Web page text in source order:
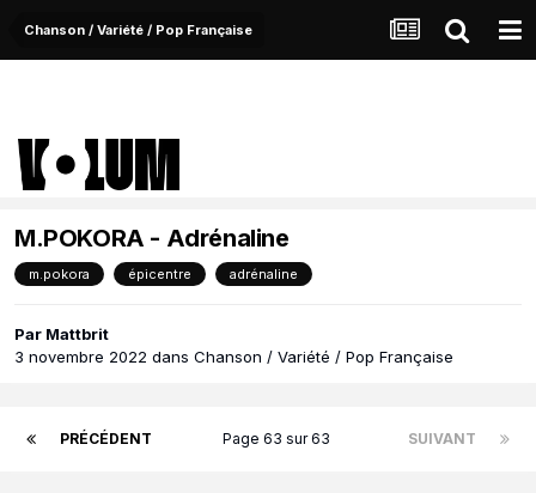
Chanson / Variété / Pop Française
M.POKORA - Adrénaline
m.pokora épicentre adrénaline
Par Mattbrit
3 novembre 2022 dans Chanson / Variété / Pop Française
PRÉCÉDENT SUIVANT
Page 63 sur 63